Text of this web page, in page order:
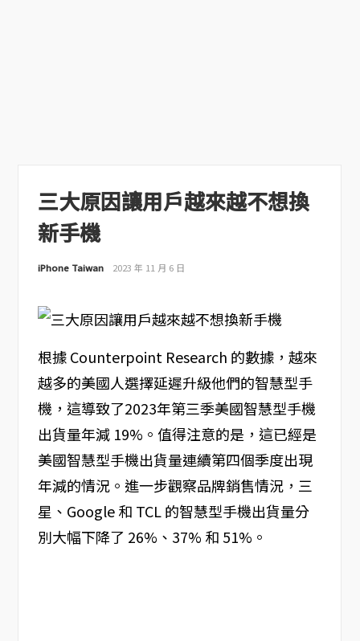
三大原因讓用戶越來越不想換
新手機
iPhone Taiwan 2023 年 11 月 6 日
根據 Counterpoint Research 的數據，越來
越多的美國人選擇延遲升級他們的智慧型手
機，這導致了2023年第三季美國智慧型手機
出貨量年減 19%。值得注意的是，這已經是
美國智慧型手機出貨量連續第四個季度出現
年減的情況。進一步觀察品牌銷售情況，三
星、Google 和 TCL 的智慧型手機出貨量分
別大幅下降了 26%、37% 和 51%。